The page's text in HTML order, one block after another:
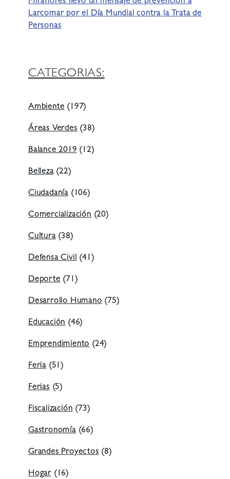
Miraflores llevó un mensaje de prevención a
Larcomar por el Día Mundial contra la Trata de
Personas
CATEGORIAS:
Ambiente(197)
Áreas Verdes(38)
Balance 2019(12)
Belleza(22)
Ciudadanía (106)
Comercialización(20)
Cultura(38)
Defensa Civil(41)
Deporte(71)
Desarrollo Humano(75)
Educación(46)
Emprendimiento(24)
Feria (51)
Ferias(5)
Fiscalización(73)
Gastronomía(66)
Grandes Proyectos(8)
Hogar (16)